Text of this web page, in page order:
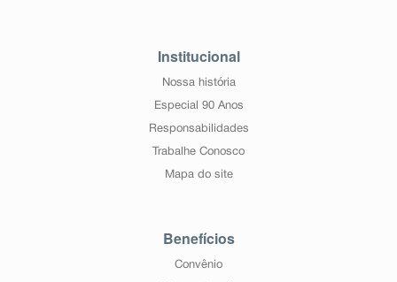
Institucional
Nossa história
Especial 90 Anos
Responsabilidades
Trabalhe Conosco
Mapa do site
Benefícios
Convênio